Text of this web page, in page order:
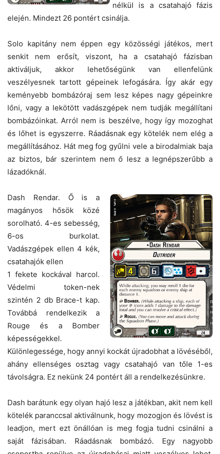
nélkül is a csatahajó fázis
elején. Mindezt 26 pontért csinálja.
Solo kapitány nem éppen egy közösségi játékos, mert
senkit nem erősít, viszont, ha a csatahajó fázisban
aktiváljuk, akkor lehetőségünk van ellenfelünk
veszélyesnek tartott gépeinek lefogására. Így akár egy
keményebb bombázóraj sem lesz képes nagy gépeinkre
lőni, vagy a lekötött vadászgépek nem tudják megállítani
bombázóinkat. Arról nem is beszélve, hogy így mozoghat
és lőhet is egyszerre. Ráadásnak egy kötelék nem elég a
megállításához. Hát meg fog gyűlni vele a birodalmiak baja
az biztos, bár szerintem nem ő lesz a legnépszerűbb a
lázadóknál.
Dash Rendar. Ő is a
magányos hősök közé
sorolható. 4-es sebesség,
6-os burkolat.
Vadászgépek ellen 4 kék,
csatahajók ellen
1 fekete kockával harcol.
Védelmi token-nek
szintén 2 db Brace-t kap.
Továbbá rendelkezik a
Rouge és a Bomber
képességekkel.
Különlegessége, hogy annyi kockát újradobhat a lövéséből,
ahány ellenséges osztag vagy csatahajó van tőle 1-es
távolságra. Ez nekünk 24 pontért áll a rendelkezésünkre.
Dash barátunk egy olyan hajó lesz a játékban, akit nem kell
kötelék paranccsal aktiválnunk, hogy mozogjon és lövést is
leadjon, mert ezt önállóan is meg fogja tudni csinálni a
saját fázisában. Ráadásnak bombázó. Egy nagyobb